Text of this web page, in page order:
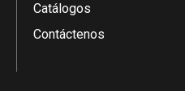
Catálogos
Contáctenos